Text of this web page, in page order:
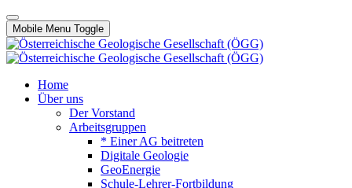
Mobile Menu Toggle
Home
Über uns
Der Vorstand
Arbeitsgruppen
* Einer AG beitreten
Digitale Geologie
GeoEnergie
Schule-Lehrer-Fortbildung